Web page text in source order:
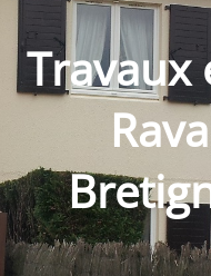
Travaux